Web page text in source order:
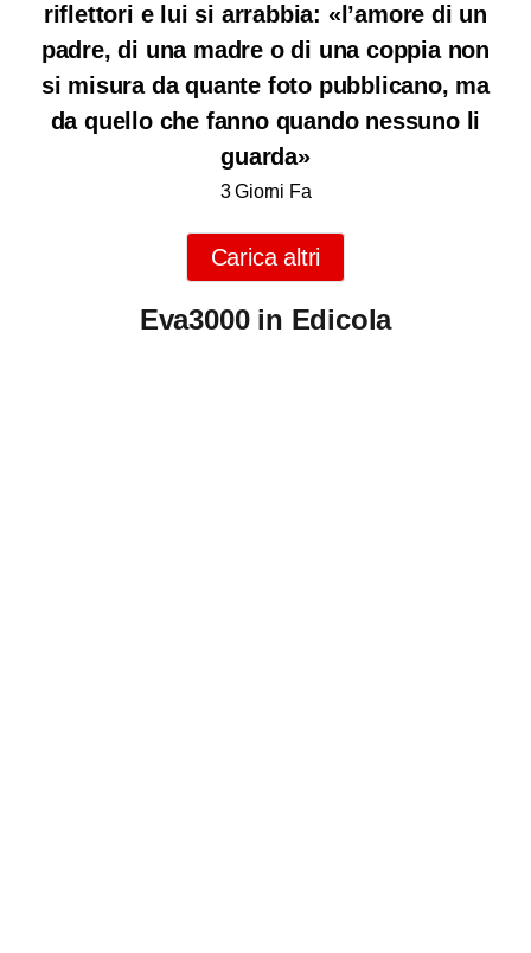
riflettori e lui si arrabbia: «l’amore di un
padre, di una madre o di una coppia non
si misura da quante foto pubblicano, ma
da quello che fanno quando nessuno li
guarda»
3 Giorni Fa
Carica altri
Eva3000 in Edicola